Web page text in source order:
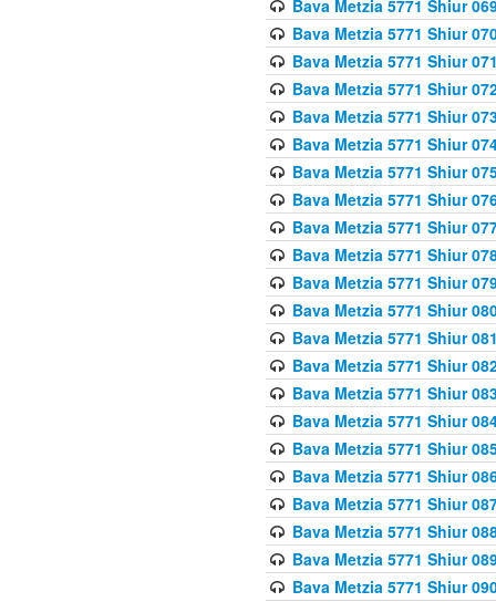
Bava Metzia 5771 Shiur
Bava Metzia 5771 Shiur
Bava Metzia 5771 Shiur
Bava Metzia 5771 Shiur
Bava Metzia 5771 Shiur
Bava Metzia 5771 Shiur
Bava Metzia 5771 Shiur
Bava Metzia 5771 Shiur
Bava Metzia 5771 Shiur
Bava Metzia 5771 Shiur
Bava Metzia 5771 Shiur
Bava Metzia 5771 Shiur
Bava Metzia 5771 Shiur
Bava Metzia 5771 Shiur
Bava Metzia 5771 Shiur
Bava Metzia 5771 Shiur
Bava Metzia 5771 Shiur
Bava Metzia 5771 Shiur
Bava Metzia 5771 Shiur
Bava Metzia 5771 Shiur
Bava Metzia 5771 Shiur
Bava Metzia 5771 Shiur